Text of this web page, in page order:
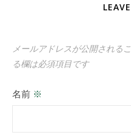
メールアドレスが公開される
る欄は必須項目です
名前 ※